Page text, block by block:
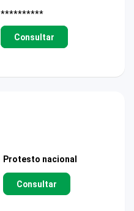
**********
Consultar
Protesto nacional
Consultar